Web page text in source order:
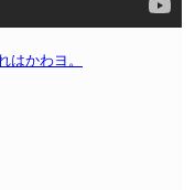
はかわヨ。